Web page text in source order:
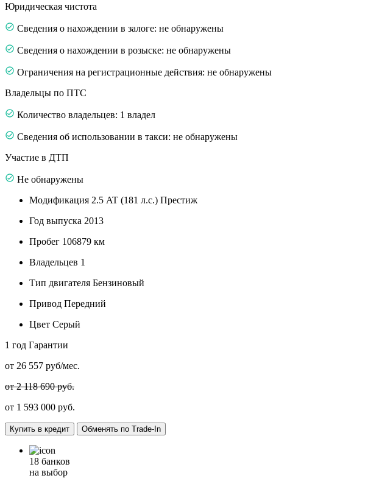
Юридическая чистота
Сведения о нахождении в залоге: не обнаружены
Сведения о нахождении в розыске: не обнаружены
Ограничения на регистрационные действия: не обнаружены
Владельцы по ПТС
Количество владельцев: 1 владел
Сведения об использовании в такси: не обнаружены
Участие в ДТП
Не обнаружены
Модификация 2.5 AT (181 л.с.) Престиж
Год выпуска 2013
Пробег 106879 км
Владельцев 1
Тип двигателя Бензиновый
Привод Передний
Цвет Серый
1 год Гарантии
от 26 557 руб/мес.
от 2 118 690 руб.
от 1 593 000 руб.
Купить в кредит Обменять по Trade-In
18 банков
на выбор